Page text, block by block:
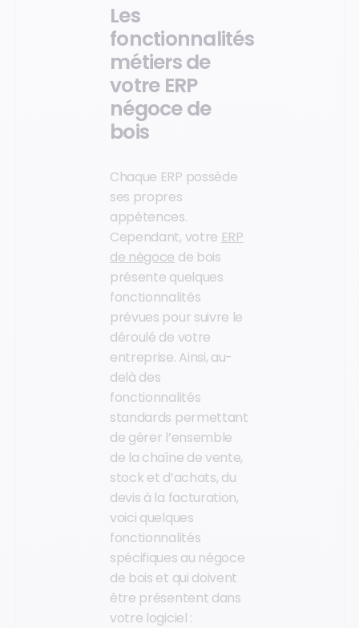
Les
fonctionnalités
métiers de
votre ERP
négoce de
bois
Chaque ERP possède
ses propres
appétences.
Cependant, votre ERP
de négoce de bois
présente quelques
fonctionnalités
prévues pour suivre le
déroulé de votre
entreprise. Ainsi, au-
delà des
fonctionnalités
standards permettant
de gérer l’ensemble
de la chaîne de vente,
stock et d’achats, du
devis à la facturation,
voici quelques
fonctionnalités
spécifiques au négoce
de bois et qui doivent
être présentent dans
votre logiciel :